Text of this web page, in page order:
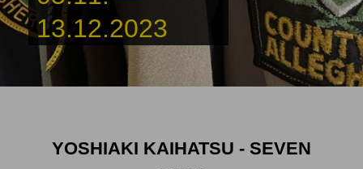
13.12.2023
YOSHIAKI KAIHATSU - SEVEN